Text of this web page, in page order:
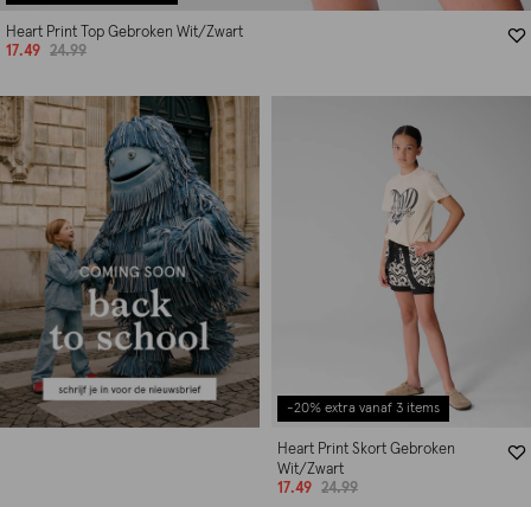
Heart Print Top Gebroken Wit/Zwart
17.49
24.99
-20% extra vanaf 3 items
Heart Print Skort Gebroken
Wit/Zwart
17.49
24.99